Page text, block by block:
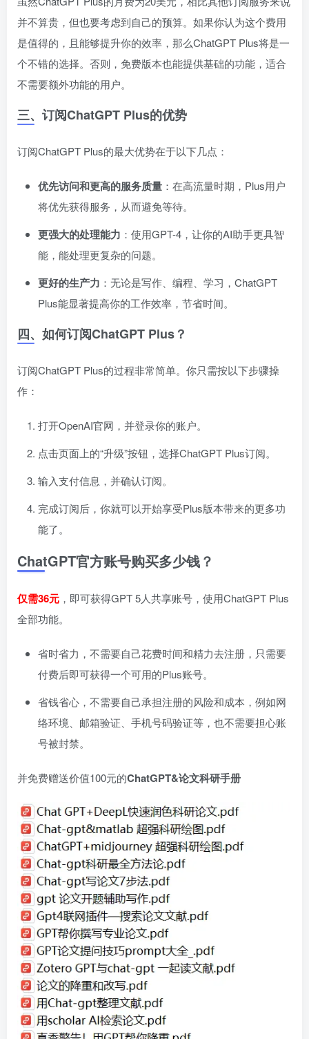
并不算贵，但也要考虑到自己的预算。如果你认为这个费用
是值得的，且能够提升你的效率，那么ChatGPT Plus将是一
个不错的选择。否则，免费版本也能提供基础的功能，适合
不需要额外功能的用户。
三、订阅ChatGPT Plus的优势
订阅ChatGPT Plus的最大优势在于以下几点：
优先访问和更高的服务质量 ：在高流量时期，Plus用户
将优先获得服务，从而避免等待。
更强大的处理能力 ：使用GPT-4，让你的AI助手更具智
能，能处理更复杂的问题。
更好的生产力 ：无论是写作、编程、学习，ChatGPT
Plus能显著提高你的工作效率，节省时间。
四、如何订阅ChatGPT Plus？
订阅ChatGPT Plus的过程非常简单。你只需按以下步骤操
作：
打开OpenAI官网，并登录你的账户。
点击页面上的“升级”按钮，选择ChatGPT Plus订阅。
输入支付信息，并确认订阅。
完成订阅后，你就可以开始享受Plus版本带来的更多功
能了。
ChatGPT官方账号购买多少钱？
仅需36元 ，即可获得GPT 5人共享账号，使用ChatGPT Plus
全部功能。
省时省力，不需要自己花费时间和精力去注册，只需要
付费后即可获得一个可用的Plus账号。
省钱省心，不需要自己承担注册的风险和成本，例如网
络环境、邮箱验证、手机号码验证等，也不需要担心账
号被封禁。
并免费赠送价值100元的ChatGPT&论文科研手册